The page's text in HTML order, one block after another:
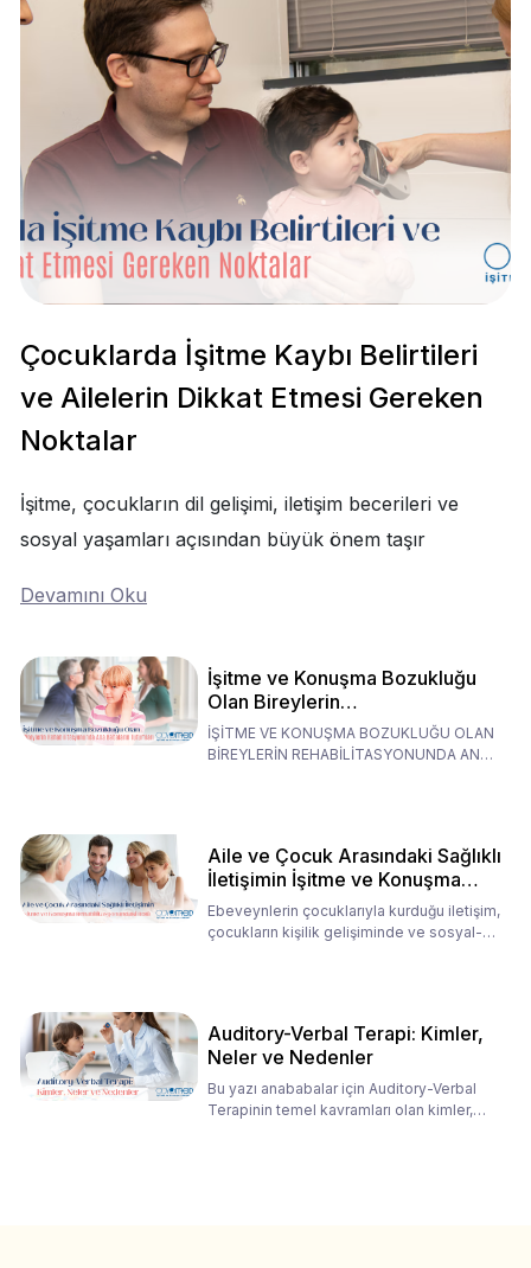
Çocuklarda İşitme Kaybı Belirtileri
ve Ailelerin Dikkat Etmesi Gereken
Noktalar
İşitme, çocukların dil gelişimi, iletişim becerileri ve
sosyal yaşamları açısından büyük önem taşır
Devamını Oku
İşitme ve Konuşma Bozukluğu
Olan Bireylerin
Rehabilitasyonunda Ana
Babaların Tutumları
İŞİTME VE KONUŞMA BOZUKLUĞU OLAN
BİREYLERİN REHABİLİTASYONUNDA ANA
Aile ve Çocuk Arasındaki Sağlıklı
İletişimin İşitme ve Konuşma
Rehabilitasyonundaki Rolü
Ebeveynlerin çocuklarıyla kurduğu iletişim,
çocukların kişilik gelişiminde ve sosyal-
Auditory-Verbal Terapi: Kimler,
Neler ve Nedenler
Bu yazı anababalar için Auditory-Verbal
Terapinin temel kavramları olan kimler,